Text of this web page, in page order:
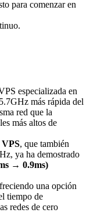
para comenzar en
especializada en
más rápida del
red que la
más altos de
, que también
ya ha demostrado
→ 0.9ms)
una opción
tiempo de
redes de cero